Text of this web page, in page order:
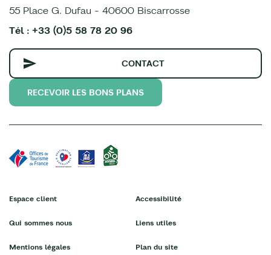
55 Place G. Dufau - 40600 Biscarrosse
Tél : +33 (0)5 58 78 20 96
CONTACT
RECEVOIR LES BONS PLANS
Espace client
Qui sommes nous
Mentions légales
Accessibilité
Liens utiles
Plan du site